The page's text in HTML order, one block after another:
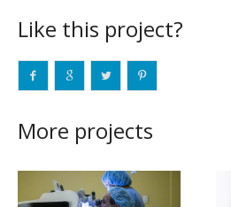
Like this project?
More projects